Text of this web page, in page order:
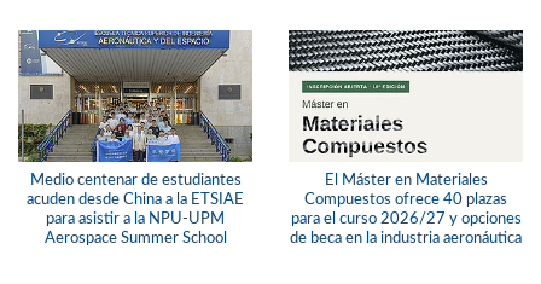
Medio centenar de estudiantes
acuden desde China a la ETSIAE
para asistir a la NPU-UPM
Aerospace Summer School
El Máster en Materiales
Compuestos ofrece 40 plazas
para el curso 2026/27 y opciones
de beca en la industria aeronáutica